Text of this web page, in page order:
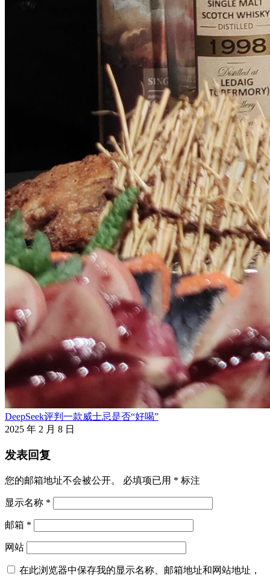
DeepSeek评判一款威士忌是否“好喝”
2025 年 2 月 8 日
发表回复
您的邮箱地址不会被公开。 必填项已用 * 标注
显示名称 *
邮箱 *
网站
在此浏览器中保存我的显示名称、邮箱地址和网站地址，